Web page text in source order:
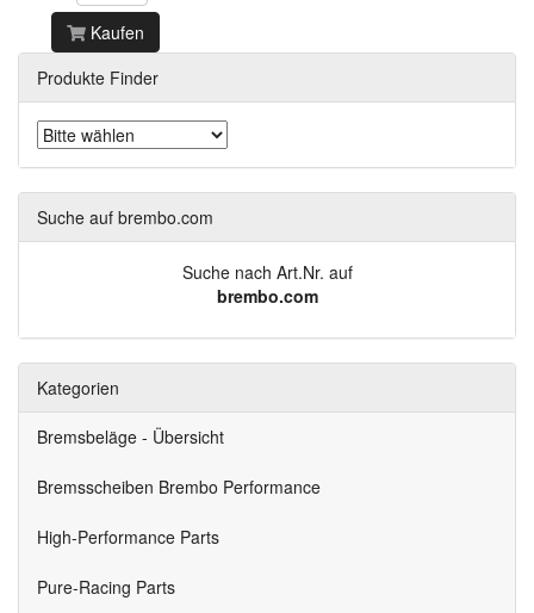
Kaufen
Produkte Finder
Suche auf brembo.com
Suche nach Art.Nr. auf
brembo.com
Kategorien
Bremsbeläge - Übersicht
Bremsscheiben Brembo Performance
High-Performance Parts
Pure-Racing Parts